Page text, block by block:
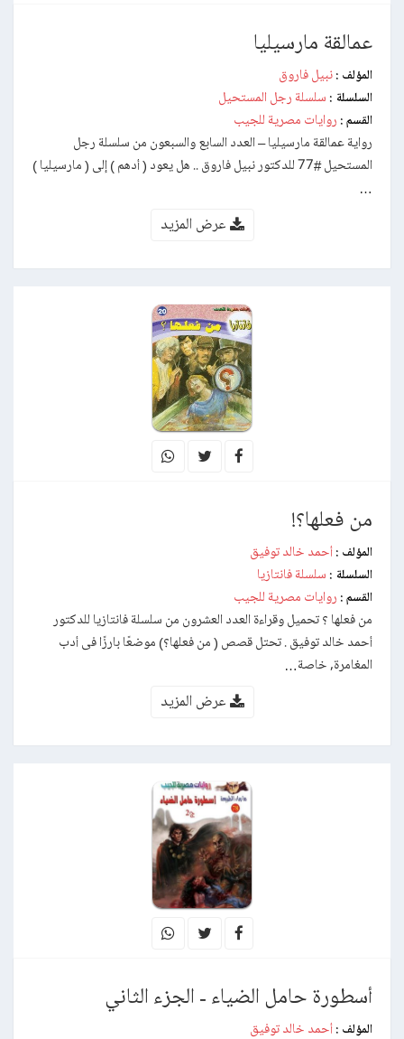
عمالقة مارسيليا
المؤلف : نبيل فاروق
السلسلة : سلسلة رجل المستحيل
القسم : روايات مصرية للجيب
رواية عمالقة مارسيليا – العدد السابع والسبعون من سلسلة رجل
المستحيل #77 للدكتور نبيل فاروق .. هل يعود ( أدهم ) إلى ( مارسيليا )
…
عرض المزيد
من فعلها؟!
المؤلف : أحمد خالد توفيق
السلسلة : سلسلة فانتازيا
القسم : روايات مصرية للجيب
من فعلها ؟ تحميل وقراءة العدد العشرون من سلسلة فانتازيا للدكتور
أحمد خالد توفيق . تحتل قصص ( من فعلها؟) موضعًا بارزًا فى أدب
المغامرة, خاصة…
عرض المزيد
أسطورة حامل الضياء - الجزء الثاني
المؤلف : أحمد خالد توفيق